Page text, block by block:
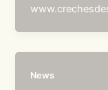
News